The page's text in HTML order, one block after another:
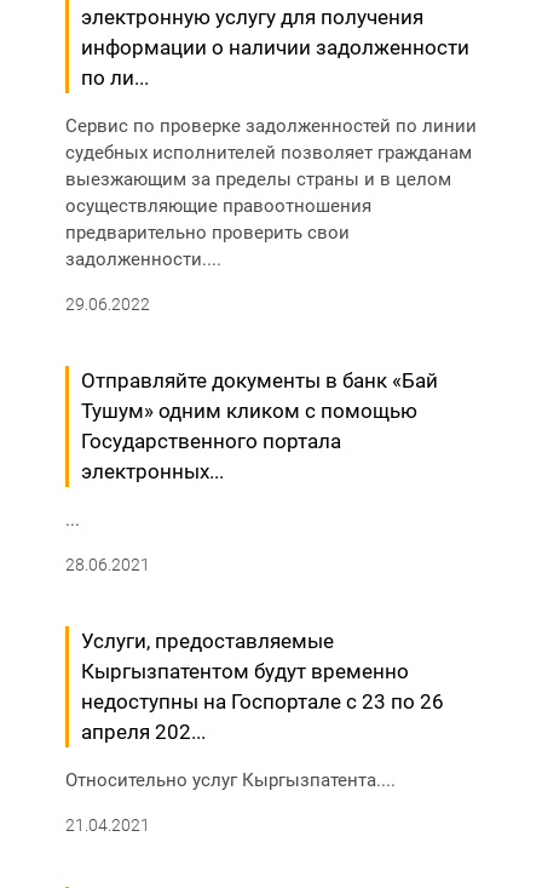
электронную услугу для получения
информации о наличии задолженности
по ли...
Сервис по проверке задолженностей по линии
судебных исполнителей позволяет гражданам
выезжающим за пределы страны и в целом
осуществляющие правоотношения
предварительно проверить свои
задолженности....
29.06.2022
Отправляйте документы в банк «Бай
Тушум» одним кликом с помощью
Государственного портала
электронных...
...
28.06.2021
Услуги, предоставляемые
Кыргызпатентом будут временно
недоступны на Госпортале с 23 по 26
апреля 202...
Относительно услуг Кыргызпатента....
21.04.2021